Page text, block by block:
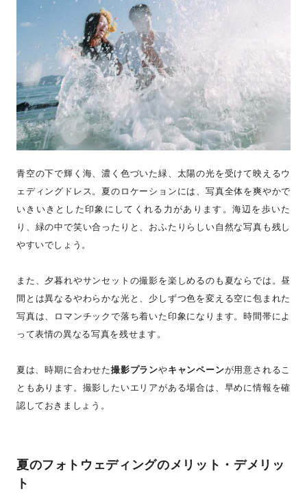
青空の下で輝く海、濃く色づいた緑、太陽の光を受けて映えるウ
ェディングドレス。夏のロケーションには、写真全体を爽やかで
いきいきとした印象にしてくれる力があります。海辺を歩いた
り、緑の中で笑い合ったりと、おふたりらしい自然な写真も残し
やすいでしょう。
また、夕暮れやサンセットの撮影を楽しめるのも夏ならでは。昼
間とは異なるやわらかな光と、少しずつ色を変える空に包まれた
写真は、ロマンチックで落ち着いた印象になります。時間帯によ
って表情の異なる写真を残せます。
夏は、時期に合わせた撮影プランやキャンペーンが用意されるこ
ともあります。撮影したいエリアがある場合は、早めに情報を確
認しておきましょう。
夏のフォトウェディングのメリット・デメリッ
ト